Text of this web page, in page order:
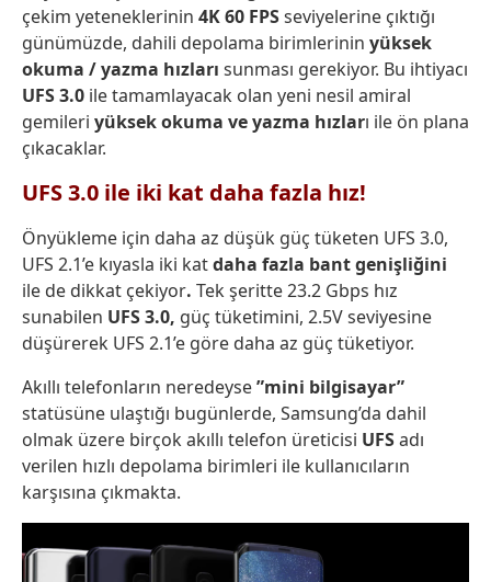
çekim yeteneklerinin 4K 60 FPSseviyelerine çıktığı
günümüzde, dahili depolama birimlerinin yüksek
okuma / yazma hızları sunması gerekiyor. Bu ihtiyacı
UFS 3.0 ile tamamlayacak olan yeni nesil amiral
gemileri yüksek okuma ve yazma hızları ile ön plana
çıkacaklar.
UFS 3.0 ile iki kat daha fazla hız!
Önyükleme için daha az düşük güç tüketen UFS 3.0,
UFS 2.1’e kıyasla iki katdaha fazla bant genişliğini
ile de dikkat çekiyor. Tek şeritte 23.2 Gbps hız
sunabilen UFS 3.0, güç tüketimini, 2.5V seviyesine
düşürerek UFS 2.1’e göre daha az güç tüketiyor.
Akıllı telefonların neredeyse”mini bilgisayar”
statüsüne ulaştığı bugünlerde, Samsung’da dahil
olmak üzere birçok akıllı telefon üreticisi UFSadı
verilen hızlı depolama birimleri ile kullanıcıların
karşısına çıkmakta.